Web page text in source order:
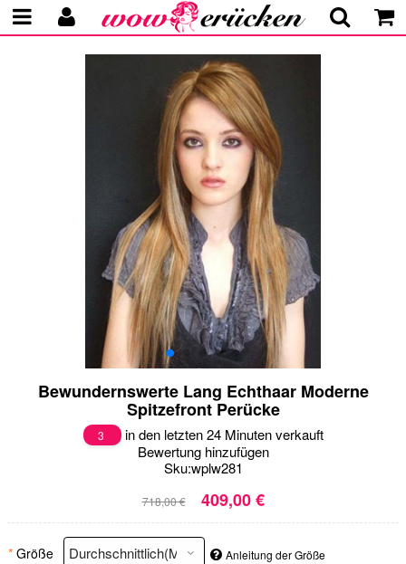
Bewundernswerte Lang Echthaar Moderne
Spitzefront Perücke
3
in den letzten 24 Minuten verkauft
Bewertung hinzufügen
Sku:wplw281
718,00 € 409,00 €
* Größe Anleitung der Größe